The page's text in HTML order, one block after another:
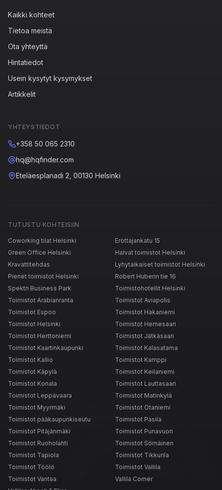
Kaikki kohteet
Tietoa meistä
Ota yhteyttä
Hintatiedot
Usein kysytyt kysymykset
Artikkelit
YHTEYSTIEDOT
+358 50 065 2310
hq@hqfinder.com
Eteläesplanadi 2, 00130 Helsinki
TUTUSTU KOHTEISIIN
Coworking tilat Helsinki
Erottajankatu 15
Green Office Helsinki
Halvat toimistot Helsinki
Kravattitehdas
Lyhytaikaiset toimistot Helsinki
Pienet toimistot Helsinki
Robert Huberin tie 16
Spektri Business Park
Toimistohotellit Helsinki
Toimistot Arabianranta
Toimistot Aviapolis
Toimistot Espoo
Toimistot Hakaniemi
Toimistot Helsinki
Toimistot Hernesaari
Toimistot Herttoniemi
Toimistot Jätkäsaari
Toimistot Kaartinkaupunki
Toimistot Kalasatama
Toimistot Kallio
Toimistot Kamppi
Toimistot Käpylä
Toimistot Keilaniemi
Toimistot Konala
Toimistot Lauttasaari
Toimistot Leppävaara
Toimistot Matinkylä
Toimistot Myyrmäki
Toimistot Otaniemi
Toimistot pääkaupunkiseutu
Toimistot Pasila
Toimistot Pitäjänmäki
Toimistot Punavuori
Toimistot Ruoholahti
Toimistot Sörnäinen
Toimistot Tapiola
Toimistot Tikkurila
Toimistot Töölö
Toimistot Vallila
Toimistot Vantaa
Vallila Corner